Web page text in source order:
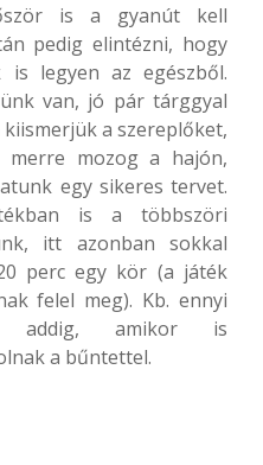
is a gyanút kell
pedig elintézni, hogy
is legyen az egészből.
van, jó pár tárggyal
a szereplőket,
mozog a hajón,
egy sikeres tervet.
is a többszöri
itt azonban sokkal
perc egy kör (a játék
felel meg). Kb. ennyi
addig, amikor is
a bűntettel.